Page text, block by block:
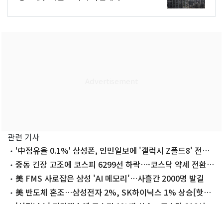
관련 기사
'中점유율 0.1%' 삼성폰, 인민일보에 '갤럭시 Z폴드8' 전면
광고중동 긴장 고조에 코스피 6299선 하락…·코스닥 약세 전환
[장중시황]
美 FMS 사로잡은 삼성 'AI 메모리'…사흘간 2000명 발길
美 반도체 혼조…삼성전자 2%, SK하이닉스 1% 상승[핫종